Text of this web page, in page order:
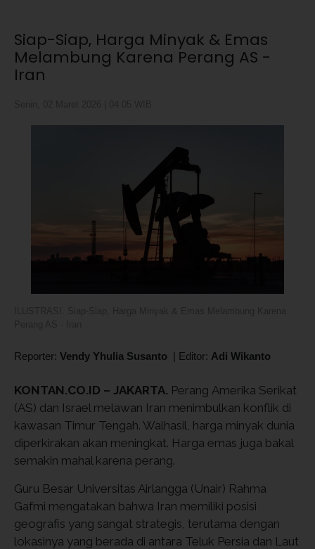
Siap-Siap, Harga Minyak & Emas
Melambung Karena Perang AS -
Iran
Reporter: Vendy Yhulia Susanto | Editor: Adi Wikanto
KONTAN.CO.ID – JAKARTA. Perang Amerika Serikat
(AS) dan Israel melawan Iran menimbulkan konflik di
kawasan Timur Tengah. Walhasil, harga minyak dunia
diperkirakan akan meningkat. Harga emas juga bakal
semakin mahal karena perang.
Guru Besar Universitas Airlangga (Unair) Rahma
Gafmi mengatakan bahwa Iran memiliki posisi
geografis yang sangat strategis, terutama dengan
lokasinya yang berada di antara Teluk Persia dan Laut